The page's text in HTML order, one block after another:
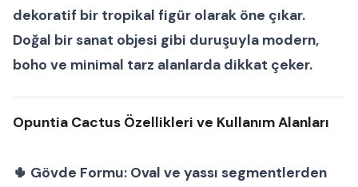
dekoratif bir tropikal figür olarak öne çıkar.
Doğal bir sanat objesi gibi duruşuyla modern,
boho ve minimal tarz alanlarda dikkat çeker.
Opuntia Cactus Özellikleri ve Kullanım Alanları
🌵 Gövde Formu: Oval ve yassı segmentlerden